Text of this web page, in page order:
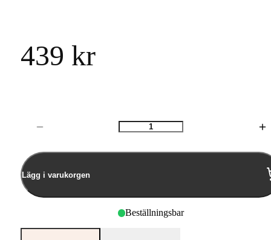
439 kr
Antal
Lägg i varukorgen
Beställningsbar